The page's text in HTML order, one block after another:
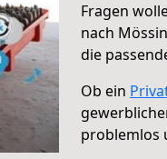
Fragen
nach
die
Ob ein
problemlos